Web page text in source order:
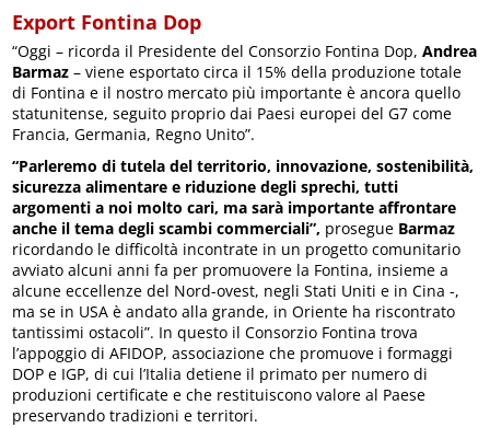
Export Fontina Dop
“Oggi – ricorda il Presidente del Consorzio Fontina Dop,Andrea
Barmaz – viene esportato circa il 15% della produzione totale
di Fontina e il nostro mercato più importante è ancora quello
statunitense, seguito proprio dai Paesi europei del G7 come
Francia, Germania, Regno Unito”.
“Parleremo di tutela del territorio, innovazione, sostenibilità,
sicurezza alimentare e riduzione degli sprechi, tutti
argomenti a noi molto cari, ma sarà importante affrontare
anche il tema degli scambi commerciali”, prosegue Barmaz
ricordando le difficoltà incontrate in un progetto comunitario
avviato alcuni anni fa per promuovere la Fontina, insieme a
alcune eccellenze del Nord-ovest, negli Stati Uniti e in Cina -,
ma se in USA è andato alla grande, in Oriente ha riscontrato
tantissimi ostacoli”. In questo il Consorzio Fontina trova
l’appoggio di AFIDOP, associazione che promuove i formaggi
DOP e IGP, di cui l’Italia detiene il primato per numero di
produzioni certificate e che restituiscono valore al Paese
preservando tradizioni e territori.